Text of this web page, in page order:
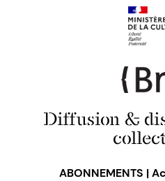
Diffusion &
ABONNEMENTS |